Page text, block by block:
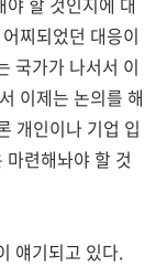
찌되었던 대응이
국가가 나서서 이
이제는 논의를 해
개인이나 기업 입
련해놔야 할 것
얘기되고 있다.